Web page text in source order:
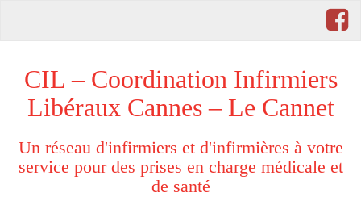
CIL – Coordination Infirmiers
Libéraux Cannes – Le Cannet
Un réseau d'infirmiers et d'infirmières à votre
service pour des prises en charge médicale et
de santé